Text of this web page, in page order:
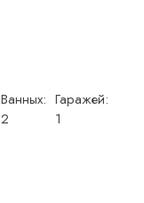
Ванных:
2
Гаражей:
1